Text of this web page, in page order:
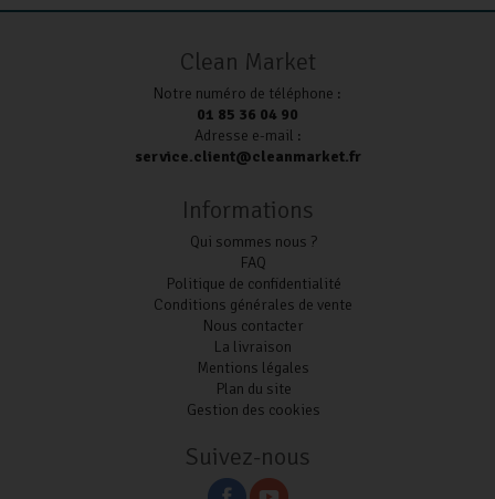
Clean Market
Notre numéro de téléphone :
01 85 36 04 90
Adresse e-mail :
service.client@cleanmarket.fr
Informations
Qui sommes nous ?
FAQ
Politique de confidentialité
Conditions générales de vente
Nous contacter
La livraison
Mentions légales
Plan du site
Gestion des cookies
Suivez-nous